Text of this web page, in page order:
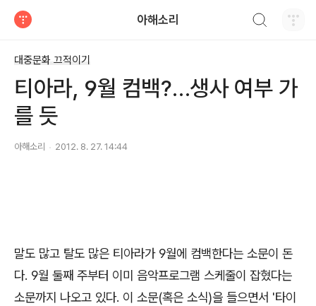
아해소리
대중문화 끄적이기
티아라, 9월 컴백?…생사 여부 가
를 듯
아해소리 2012. 8. 27. 14:44
말도 많고 탈도 많은 티아라가 9월에 컴백한다는 소문이 돈
다. 9월 둘째 주부터 이미 음악프로그램 스케줄이 잡혔다는
소문까지 나오고 있다. 이 소문(혹은 소식)을 들으면서 '타이